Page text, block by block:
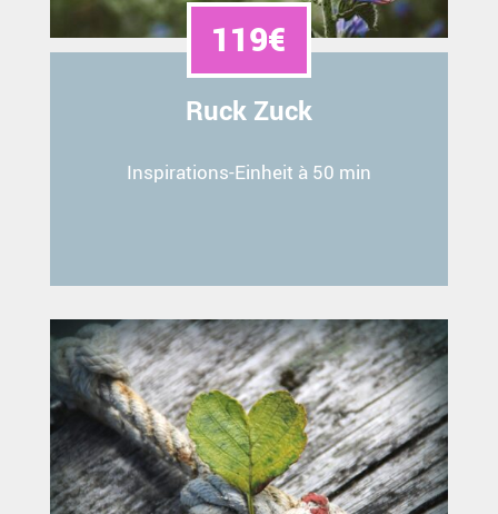
119€
Ruck Zuck
Inspirations-Einheit à 50 min